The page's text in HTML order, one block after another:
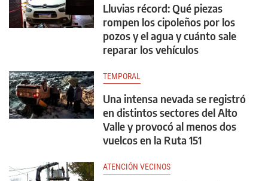
Lluvias récord: Qué piezas
rompen los cipoleños por los
pozos y el agua y cuánto sale
reparar los vehículos
TEMPORAL
Una intensa nevada se registró
en distintos sectores del Alto
Valle y provocó al menos dos
vuelcos en la Ruta 151
ATENCIÓN VECINOS